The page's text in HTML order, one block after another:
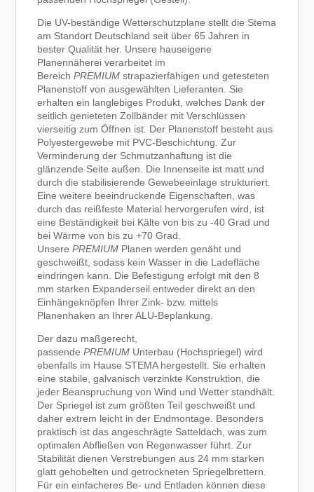
Die UV-beständige Wetterschutzplane stellt die Stema
am Standort Deutschland seit über 65 Jahren in
bester Qualität her. Unsere hauseigene
Planennäherei verarbeitet im
BereichPREMIUMstrapazierfähigen und getesteten
Planenstoff von ausgewählten Lieferanten. Sie
erhalten ein langlebiges Produkt, welches Dank der
seitlich genieteten Zollbänder mit Verschlüssen
vierseitig zum Öffnen ist. Der Planenstoff besteht aus
Polyestergewebe mit PVC-Beschichtung. Zur
Verminderung der Schmutzanhaftung ist die
glänzende Seite außen. Die Innenseite ist matt und
durch die stabilisierende Gewebeeinlage strukturiert.
Eine weitere beeindruckende Eigenschaften, was
durch das reißfeste Material hervorgerufen wird, ist
eine Beständigkeit bei Kälte von bis zu -40 Grad und
bei Wärme von bis zu +70 Grad.
UnserePREMIUM Planen werden genäht und
geschweißt, sodass kein Wasser in die Ladefläche
eindringen kann. Die Befestigung erfolgt mit den 8
mm starken Expanderseil entweder direkt an den
Einhängeknöpfen Ihrer Zink- bzw. mittels
Planenhaken an Ihrer ALU-Beplankung.
Der dazu maßgerecht,
passendePREMIUM Unterbau (Hochspriegel) wird
ebenfalls im Hause STEMA hergestellt. Sie erhalten
eine stabile, galvanisch verzinkte Konstruktion, die
jeder Beanspruchung von Wind und Wetter standhält.
Der Spriegel ist zum größten Teil geschweißt und
daher extrem leicht in der Endmontage. Besonders
praktisch ist das angeschrägte Satteldach, was zum
optimalen Abfließen von Regenwasser führt. Zur
Stabilität dienen Verstrebungen aus 24 mm starken
glatt gehobelten und getrockneten Spriegelbrettern.
Für ein einfacheres Be- und Entladen können diese